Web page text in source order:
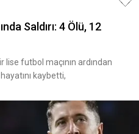
Saldırı: 4 Ölü, 12
futbol maçının ardından
kaybetti,